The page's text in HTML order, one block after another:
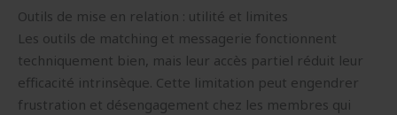
Outils de mise en relation : utilité et limites
Les outils de matching et messagerie fonctionnent
techniquement bien, mais leur accès partiel réduit leur
efficacité intrinsèque. Cette limitation peut engendrer
frustration et désengagement chez les membres qui